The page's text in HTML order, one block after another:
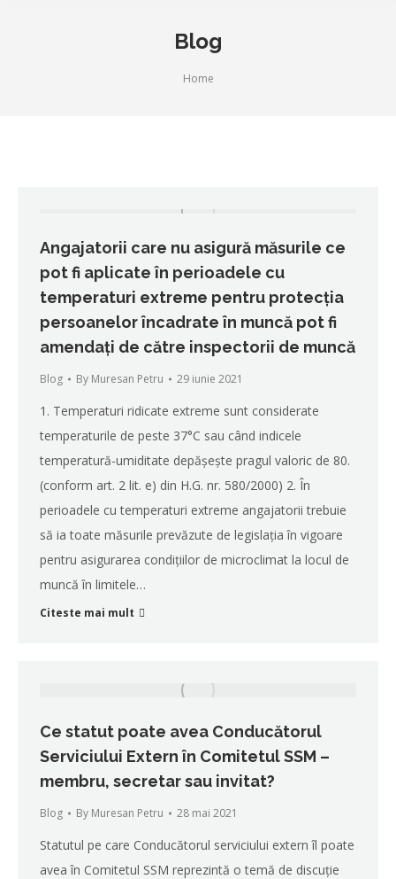
Blog
Home
Angajatorii care nu asigură măsurile ce
pot fi aplicate în perioadele cu
temperaturi extreme pentru protecţia
persoanelor încadrate în muncă pot fi
amendați de către inspectorii de muncă
Blog By Muresan Petru 29 iunie 2021
1. Temperaturi ridicate extreme sunt considerate
temperaturile de peste 37°C sau când indicele
temperatură-umiditate depăşeşte pragul valoric de 80.
(conform art. 2 lit. e) din H.G. nr. 580/2000) 2. În
perioadele cu temperaturi extreme angajatorii trebuie
să ia toate măsurile prevăzute de legislația în vigoare
pentru asigurarea condiţiilor de microclimat la locul de
muncă în limitele…
Citeste mai mult
Ce statut poate avea Conducătorul
Serviciului Extern în Comitetul SSM –
membru, secretar sau invitat?
Blog By Muresan Petru 28 mai 2021
Statutul pe care Conducătorul serviciului extern îl poate
avea în Comitetul SSM reprezintă o temă de discuție